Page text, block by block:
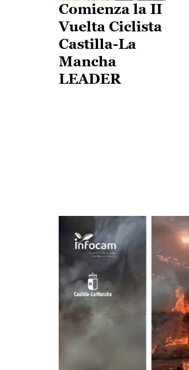
Comienza la II
Vuelta Ciclista
Castilla-La
Mancha
LEADER